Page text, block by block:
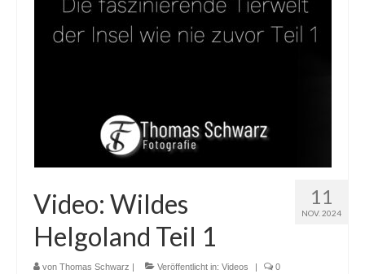
11
NOV. 2024
Video: Wildes
Helgoland Teil 1
von Thomas Schwarz Veröffentlicht in: Videos 0